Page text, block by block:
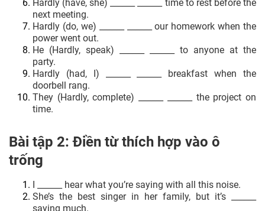
Hardly (have, she) ______ ______ time to rest before the
next meeting.
Hardly (do, we) ______ ______ our homework when the
power went out.
He (Hardly, speak) ______ ______ to anyone at the
party.
Hardly (had, I) ______ ______ breakfast when the
doorbell rang.
They (Hardly, complete) ______ ______ the project on
time.
Bài tập 2: Điền từ thích hợp vào ô
trống
I ______ hear what you’re saying with all this noise.
She’s the best singer in her family, but it’s ______
saying much.